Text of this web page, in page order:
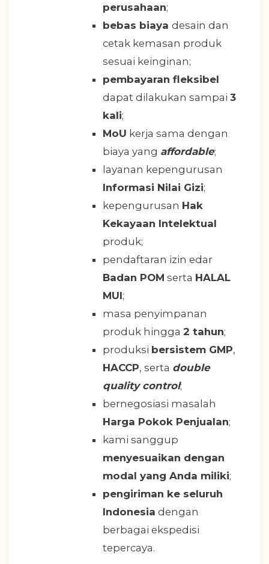
perusahaan;
bebas biaya desain dan
cetak kemasan produk
sesuai keinginan;
pembayaran fleksibel
dapat dilakukan sampai 3
kali;
MoU kerja sama dengan
biaya yang affordable;
layanan kepengurusan
Informasi Nilai Gizi;
kepengurusan Hak
Kekayaan Intelektual
produk;
pendaftaran izin edar
Badan POM serta HALAL
MUI;
masa penyimpanan
produk hingga 2 tahun;
produksi bersistem GMP,
HACCP, serta double
quality control;
bernegosiasi masalah
Harga Pokok Penjualan;
kami sanggup
menyesuaikan dengan
modal yang Anda miliki;
pengiriman ke seluruh
Indonesia dengan
berbagai ekspedisi
tepercaya.